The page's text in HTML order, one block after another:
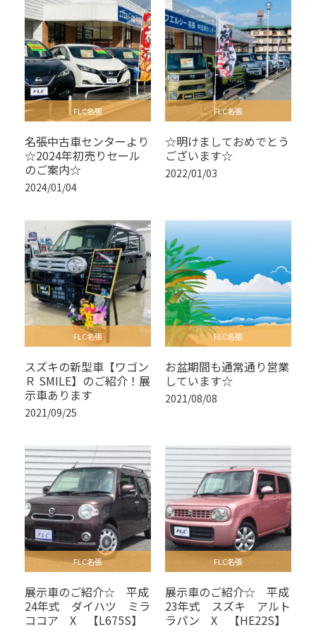
FLC名張
名張中古車センターより
☆2024年初売りセール
のご案内☆
2024/01/04
FLC名張
☆明けましておめでとう
ございます☆
2022/01/03
FLC名張
スズキの新型車【ワゴン
Ｒ SMILE】のご紹介！展
示車あります
2021/09/25
FLC名張
お盆期間も通常通り営業
しています☆
2021/08/08
FLC名張
展示車のご紹介☆ 平成
24年式 ダイハツ ミラ
ココア X 【L675S】
FLC名張
展示車のご紹介☆ 平成
23年式 スズキ アルト
ラパン X 【HE22S】